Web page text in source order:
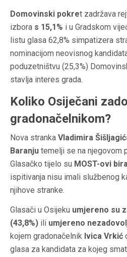
Domovinski pokret zadržava
izbora s 15,1% i u Gradskom
listu glasa 62,8% simpatizera
nominacijom neovisnog
poduzetništvu (25,3%)
stavlja interes grada.
Koliko Osiječani
gradonačelnikom?
Nova stranka Vladimira
Baranju temelji se na njegovom
Glasačko tijelo su MOST-ovi
ispitivanja nisu imali službenog
njihove stranke.
Glasači u Osijeku umjereno su
(43,8%) ili umjereno
kojem gradonačelnik Ivica Vrkić
glasa za kandidata za kojeg